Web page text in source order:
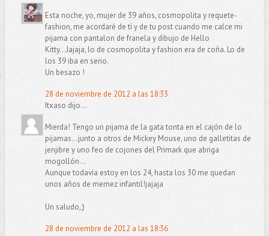
Esta noche, yo, mujer de 39 años, cosmopolita y requete-
fashion, me acordaré de tí y de tu post cuando me calce mi
pijama con pantalon de franela y dibujo de Hello
Kitty...Jajaja, lo de cosmopolita y fashion era de coña. Lo de
los 39 iba en serio.
Un besazo !
28 de noviembre de 2012 a las 18:33
Itxaso dijo...
Mierda! Tengo un pijama de la gata tonta en el cajón de lo
pijamas...junto a otros de Mickey Mouse, uno de galletitas de
jenjibre y uno feo de cojones del Primark que abriga
mogollón...
Aunque todavía estoy en los 24, hasta los 30 me quedan
unos años de memez infantil!jajaja
Un saludo,;)
28 de noviembre de 2012 a las 18:36